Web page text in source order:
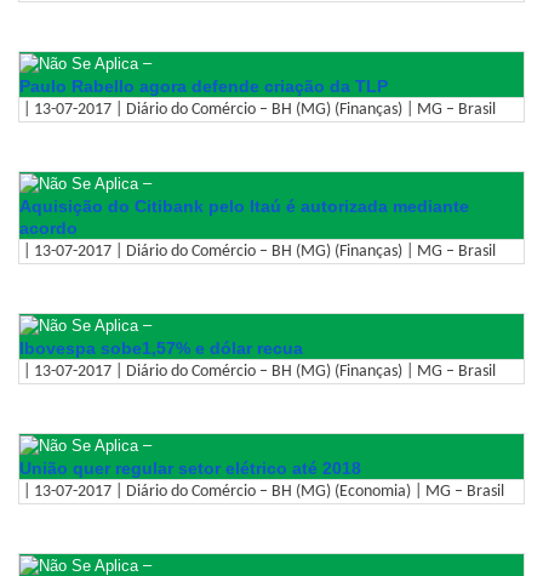
–
Paulo Rabello agora defende criação da TLP
| 13-07-2017 | Diário do Comércio – BH (MG) (Finanças) | MG – Brasil
–
Aquisição do Citibank pelo Itaú é autorizada mediante
acordo
| 13-07-2017 | Diário do Comércio – BH (MG) (Finanças) | MG – Brasil
–
Ibovespa sobe1,57% e dólar recua
| 13-07-2017 | Diário do Comércio – BH (MG) (Finanças) | MG – Brasil
–
União quer regular setor elétrico até 2018
| 13-07-2017 | Diário do Comércio – BH (MG) (Economia) | MG – Brasil
–